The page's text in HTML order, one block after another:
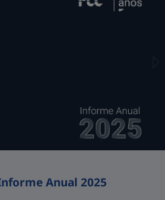
Anual 2025